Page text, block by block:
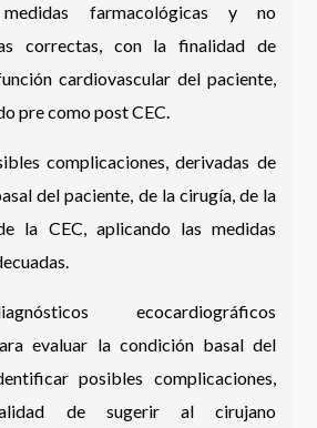
farmacológicas y no
correctas, con la finalidad de
cardiovascular del paciente,
pre como post CEC.
complicaciones, derivadas de
del paciente, de la cirugía, de la
la CEC, aplicando las medidas
ecocardiográficos
evaluar la condición basal del
posibles complicaciones,
de sugerir al cirujano